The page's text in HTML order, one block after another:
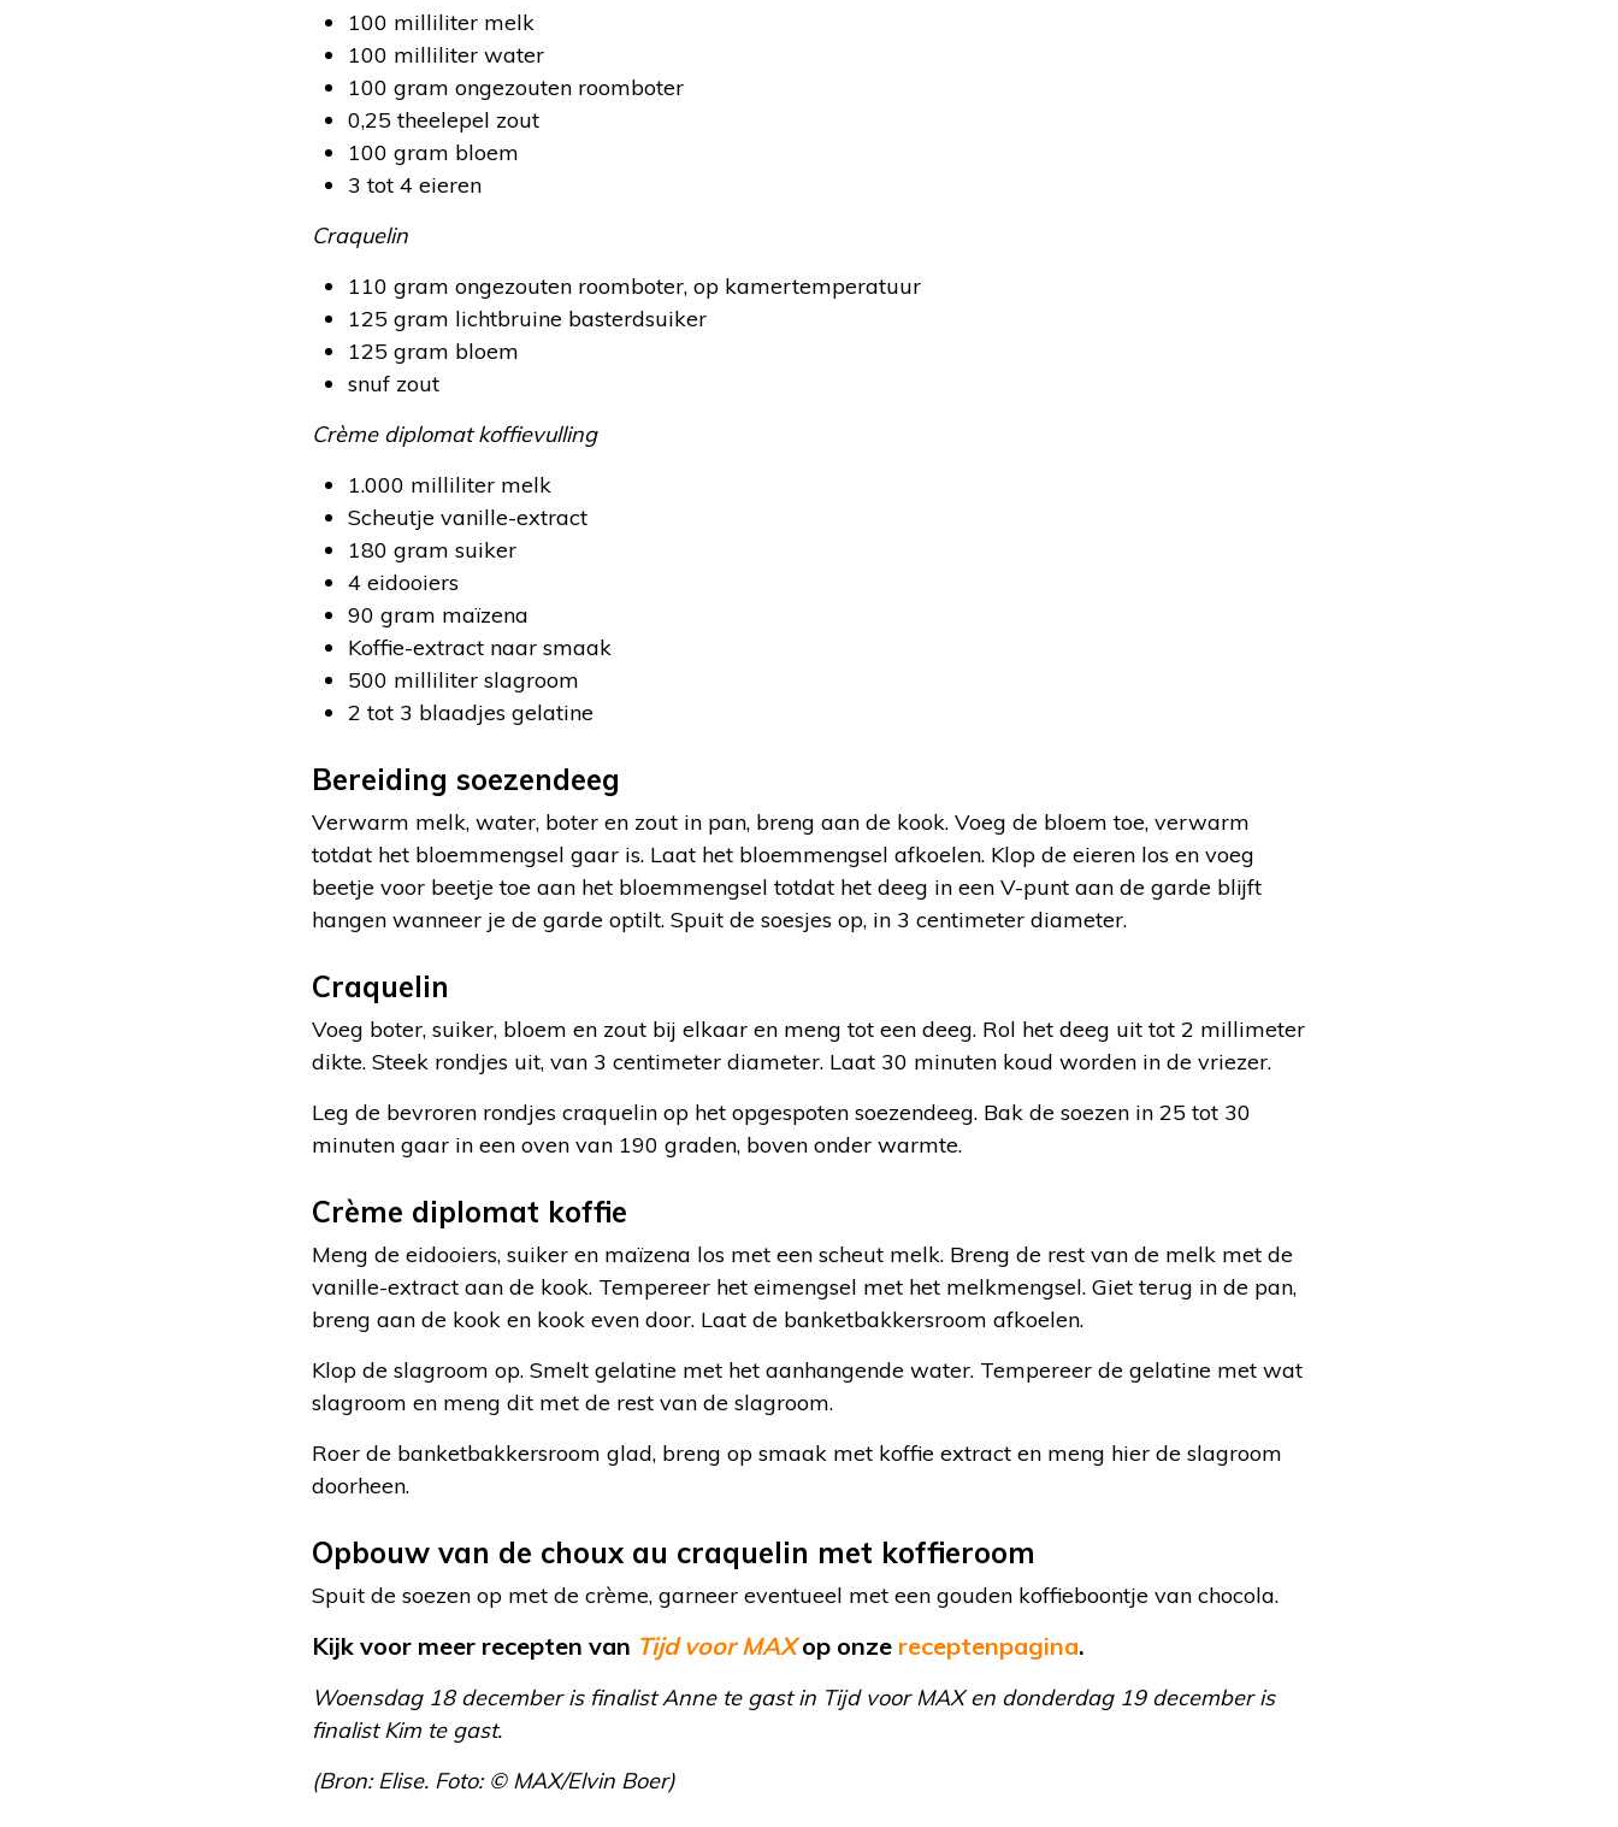
100 milliliter melk
100 milliliter water
100 gram ongezouten roomboter
0,25 theelepel zout
100 gram bloem
3 tot 4 eieren
Craquelin
110 gram ongezouten roomboter, op kamertemperatuur
125 gram lichtbruine basterdsuiker
125 gram bloem
snuf zout
Crème diplomat koffievulling
1.000 milliliter melk
Scheutje vanille-extract
180 gram suiker
4 eidooiers
90 gram maïzena
Koffie-extract naar smaak
500 milliliter slagroom
2 tot 3 blaadjes gelatine
Bereiding soezendeeg
Verwarm melk, water, boter en zout in pan, breng aan de kook. Voeg de bloem toe, verwarm
totdat het bloemmengsel gaar is. Laat het bloemmengsel afkoelen. Klop de eieren los en voeg
beetje voor beetje toe aan het bloemmengsel totdat het deeg in een V-punt aan de garde blijft
hangen wanneer je de garde optilt. Spuit de soesjes op, in 3 centimeter diameter.
Craquelin
Voeg boter, suiker, bloem en zout bij elkaar en meng tot een deeg. Rol het deeg uit tot 2 millimeter
dikte. Steek rondjes uit, van 3 centimeter diameter. Laat 30 minuten koud worden in de vriezer.
Leg de bevroren rondjes craquelin op het opgespoten soezendeeg. Bak de soezen in 25 tot 30
minuten gaar in een oven van 190 graden, boven onder warmte.
Crème diplomat koffie
Meng de eidooiers, suiker en maïzena los met een scheut melk. Breng de rest van de melk met de
vanille-extract aan de kook. Tempereer het eimengsel met het melkmengsel. Giet terug in de pan,
breng aan de kook en kook even door. Laat de banketbakkersroom afkoelen.
Klop de slagroom op. Smelt gelatine met het aanhangende water. Tempereer de gelatine met wat
slagroom en meng dit met de rest van de slagroom.
Roer de banketbakkersroom glad, breng op smaak met koffie extract en meng hier de slagroom
doorheen.
Opbouw van de choux au craquelin met koffieroom
Spuit de soezen op met de crème, garneer eventueel met een gouden koffieboontje van chocola.
Kijk voor meer recepten van Tijd voor MAX op onze receptenpagina.
Woensdag 18 december is finalist Anne te gast in Tijd voor MAX en donderdag 19 december is
finalist Kim te gast.
(Bron: Elise. Foto: © MAX/Elvin Boer)